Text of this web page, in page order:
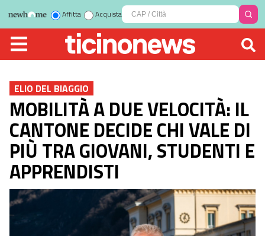
Affitta Acquista
ELIO DEL BIAGGIO
MOBILITÀ A DUE VELOCITÀ: IL
CANTONE DECIDE CHI VALE DI
PIÙ TRA GIOVANI, STUDENTI E
APPRENDISTI